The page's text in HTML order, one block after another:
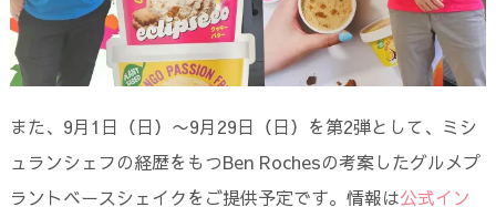
また、9月1日（日）〜9月29日（日）を第2弾として、ミシ
ュランシェフの経歴をもつBen Rochesの考案したグルメプ
ラントベースシェイクをご提供予定です。情報は公式イン